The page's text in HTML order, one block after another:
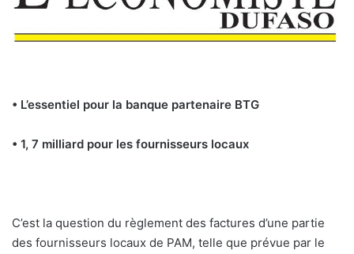
• L’essentiel pour la banque partenaire BTG
• 1, 7 milliard pour les fournisseurs locaux
C’est la question du règlement des factures d’une partie
des fournisseurs locaux de PAM, telle que prévue par le